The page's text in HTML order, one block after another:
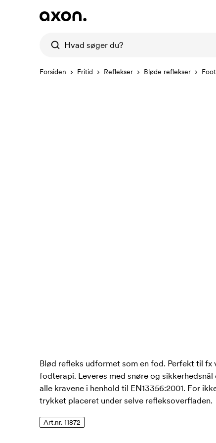
Forsiden Fritid Reflekser Bløde reflekser Foot
Blød refleks udformet som en fod. Perfekt til
fodterapi. Leveres med snøre og
alle kravene i henhold til EN13356:2001. For
trykket placeret under selve refleksoverfladen.
Art.nr. 11872